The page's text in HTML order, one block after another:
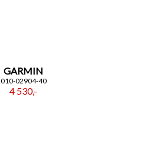
GARMIN
010-02904-40
4 530,-